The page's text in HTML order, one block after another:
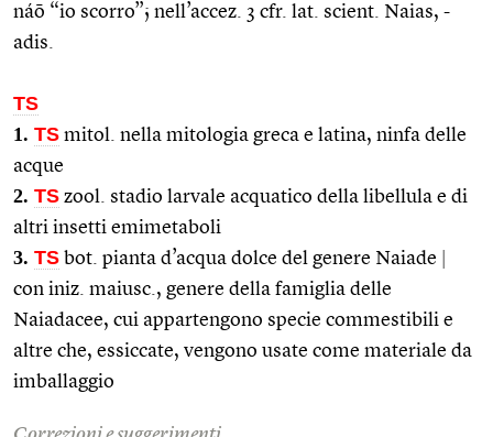
náō “io scorro”; nell’accez. 3 cfr. lat. scient. Naias, -
adis.
TS
1. TS mitol. nella mitologia greca e latina, ninfa delle
acque
2. TS zool. stadio larvale acquatico della libellula e di
altri insetti emimetaboli
3. TS bot. pianta d’acqua dolce del genere Naiade
con iniz. maiusc., genere della famiglia delle
Naiadacee, cui appartengono specie commestibili e
altre che, essiccate, vengono usate come materiale da
imballaggio